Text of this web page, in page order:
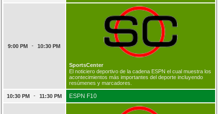
9:00 PM - 10:30 PM
SportsCenter
El noticiero deportivo de la cadena ESPN el cual muestra los
acontecimientos más importantes del deporte incluyendo
resúmenes y marcadores.
10:30 PM - 11:30 PM ESPN F10